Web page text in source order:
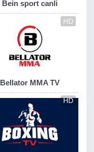
Bein sport canli
HD
Bellator MMA TV
HD